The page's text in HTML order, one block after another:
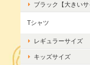
ブラック【大きいサ
Tシャツ
レギュラーサイズ
キッズサイズ